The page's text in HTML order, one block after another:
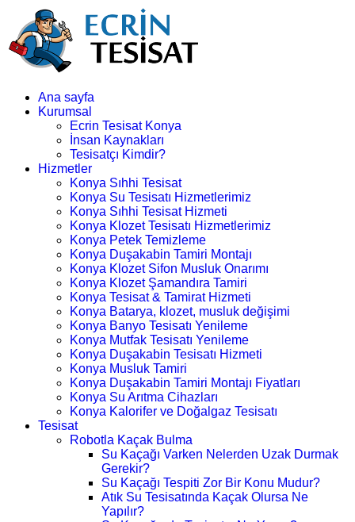
Ana sayfa
Kurumsal
Ecrin Tesisat Konya
İnsan Kaynakları
Tesisatçı Kimdir?
Hizmetler
Konya Sıhhi Tesisat
Konya Su Tesisatı Hizmetlerimiz
Konya Sıhhi Tesisat Hizmeti
Konya Klozet Tesisatı Hizmetlerimiz
Konya Petek Temizleme
Konya Duşakabin Tamiri Montajı
Konya Klozet Sifon Musluk Onarımı
Konya Klozet Şamandıra Tamiri
Konya Tesisat & Tamirat Hizmeti
Konya Batarya, klozet, musluk değişimi
Konya Banyo Tesisatı Yenileme
Konya Mutfak Tesisatı Yenileme
Konya Duşakabin Tesisatı Hizmeti
Konya Musluk Tamiri
Konya Duşakabin Tamiri Montajı Fiyatları
Konya Su Arıtma Cihazları
Konya Kalorifer ve Doğalgaz Tesisatı
Tesisat
Robotla Kaçak Bulma
Su Kaçağı Varken Nelerden Uzak Durmak
Gerekir?
Su Kaçağı Tespiti Zor Bir Konu Mudur?
Atık Su Tesisatında Kaçak Olursa Ne
Yapılır?